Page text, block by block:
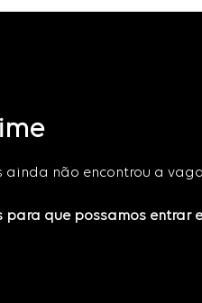
ainda não encontrou a vaga
para que possamos entrar